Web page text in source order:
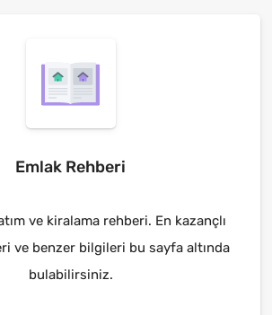
Emlak Rehberi
ve kiralama rehberi. En kazançlı
ve benzer bilgileri bu sayfa altında
bulabilirsiniz.